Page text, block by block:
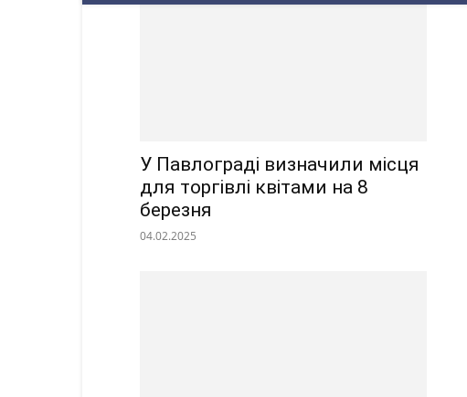
У Павлограді визначили місця
для торгівлі квітами на 8
березня
04.02.2025